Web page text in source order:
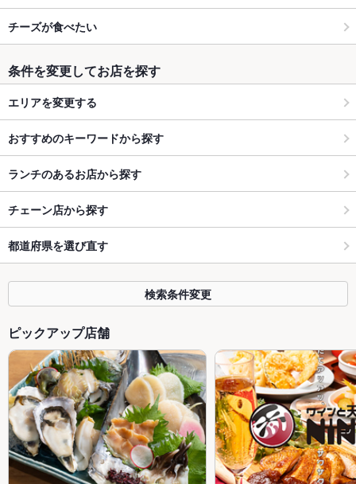
チーズが食べたい
条件を変更してお店を探す
エリアを変更する
おすすめのキーワードから探す
ランチのあるお店から探す
チェーン店から探す
都道府県を選び直す
検索条件変更
ピックアップ店舗